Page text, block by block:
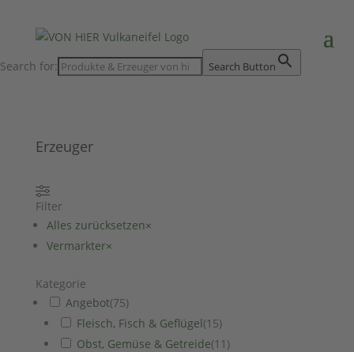
Search for: Search Button
Erzeuger
Filter
Alles zurücksetzen×
Vermarkter×
Kategorie
Angebot(75)
Fleisch, Fisch & Geflügel(15)
Obst, Gemüse & Getreide(11 )